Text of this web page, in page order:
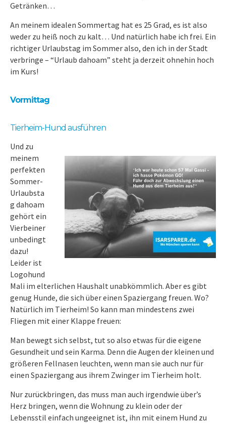
Getränken…
An meinem idealen Sommertag hat es 25 Grad, es ist also
weder zu heiß noch zu kalt… Und natürlich habe ich frei. Ein
richtiger Urlaubstag im Sommer also, den ich in der Stadt
verbringe – “Urlaub dahoam” steht ja derzeit ohnehin hoch
im Kurs!
Vormittag
Tierheim-Hund ausführen
Und zu
meinem
perfekten
Sommer-
Urlaubsta
g dahoam
gehört ein
Vierbeiner
unbedingt
dazu!
Leider ist
Logohund
Mali im elterlichen Haushalt unabkömmlich. Aber es gibt
genug Hunde, die sich über einen Spaziergang freuen. Wo?
Natürlich im Tierheim! So kann man mindestens zwei
Fliegen mit einer Klappe freuen:
Man bewegt sich selbst, tut so also etwas für die eigene
Gesundheit und sein Karma. Denn die Augen der kleinen und
größeren Fellnasen leuchten, wenn man sie auch nur für
einen Spaziergang aus ihrem Zwinger im Tierheim holt.
Nur zurückbringen, das muss man auch irgendwie über’s
Herz bringen, wenn die Wohnung zu klein oder der
Lebensstil einfach ungeeignet ist, ihn mit einem Hund zu